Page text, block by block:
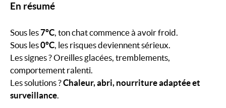
En résumé
Sous les7°C, ton chat commence à avoir froid.
Sous les0°C, les risques deviennent sérieux.
Les signes ? Oreilles glacées, tremblements,
comportement ralenti.
Les solutions ?Chaleur, abri, nourriture adaptée et
surveillance.